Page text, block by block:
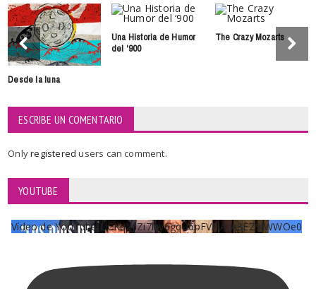
Desde la luna
Una Historia de Humor
del ‘900
The Crazy Mozarts
ESCRIBE UN COMENTARIO
Onlyregisteredusers can comment.
YOUTUBE
Vídeo de YouTube UCKqYjiZi7lzy6gqU6pFVFiA_A3EZ9JWWOe0